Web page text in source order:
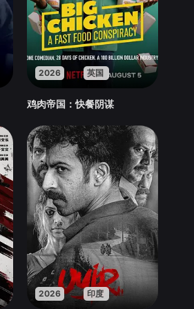
2026 英国
鸡肉帝国：快餐阴谋
2026 印度